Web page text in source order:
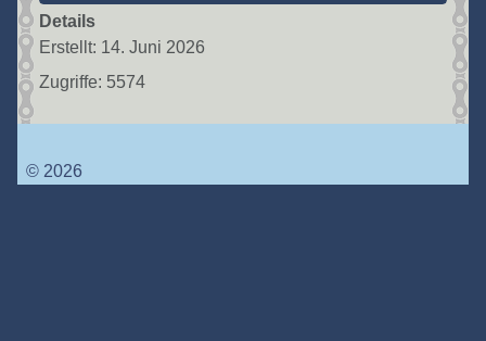
Details
Erstellt: 14. Juni 2026
Zugriffe: 5574
© 2026